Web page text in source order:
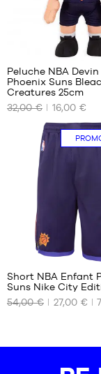
NOS
DISPONIBLES
Taille
unique
1
Peluche NBA
Phoenix Suns
Creatures 25cm
32,00 €
16,00 €
NOS
TAILLES
32
Short NBA Enfant
Suns Nike City
54,00 €
27,00 € 7